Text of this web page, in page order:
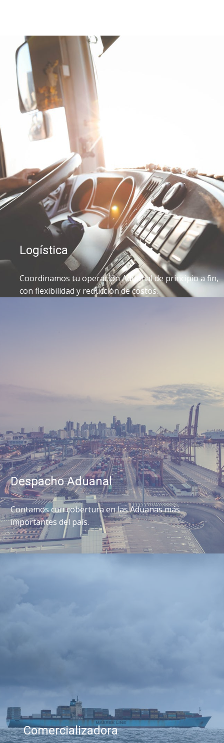
Logística
Coordinamos tu operación Aduanal de principio a fin,
con flexibilidad y reducción de costos.
Despacho Aduanal
Contamos con cobertura en las Aduanas más
importantes del país.
Comercializadora